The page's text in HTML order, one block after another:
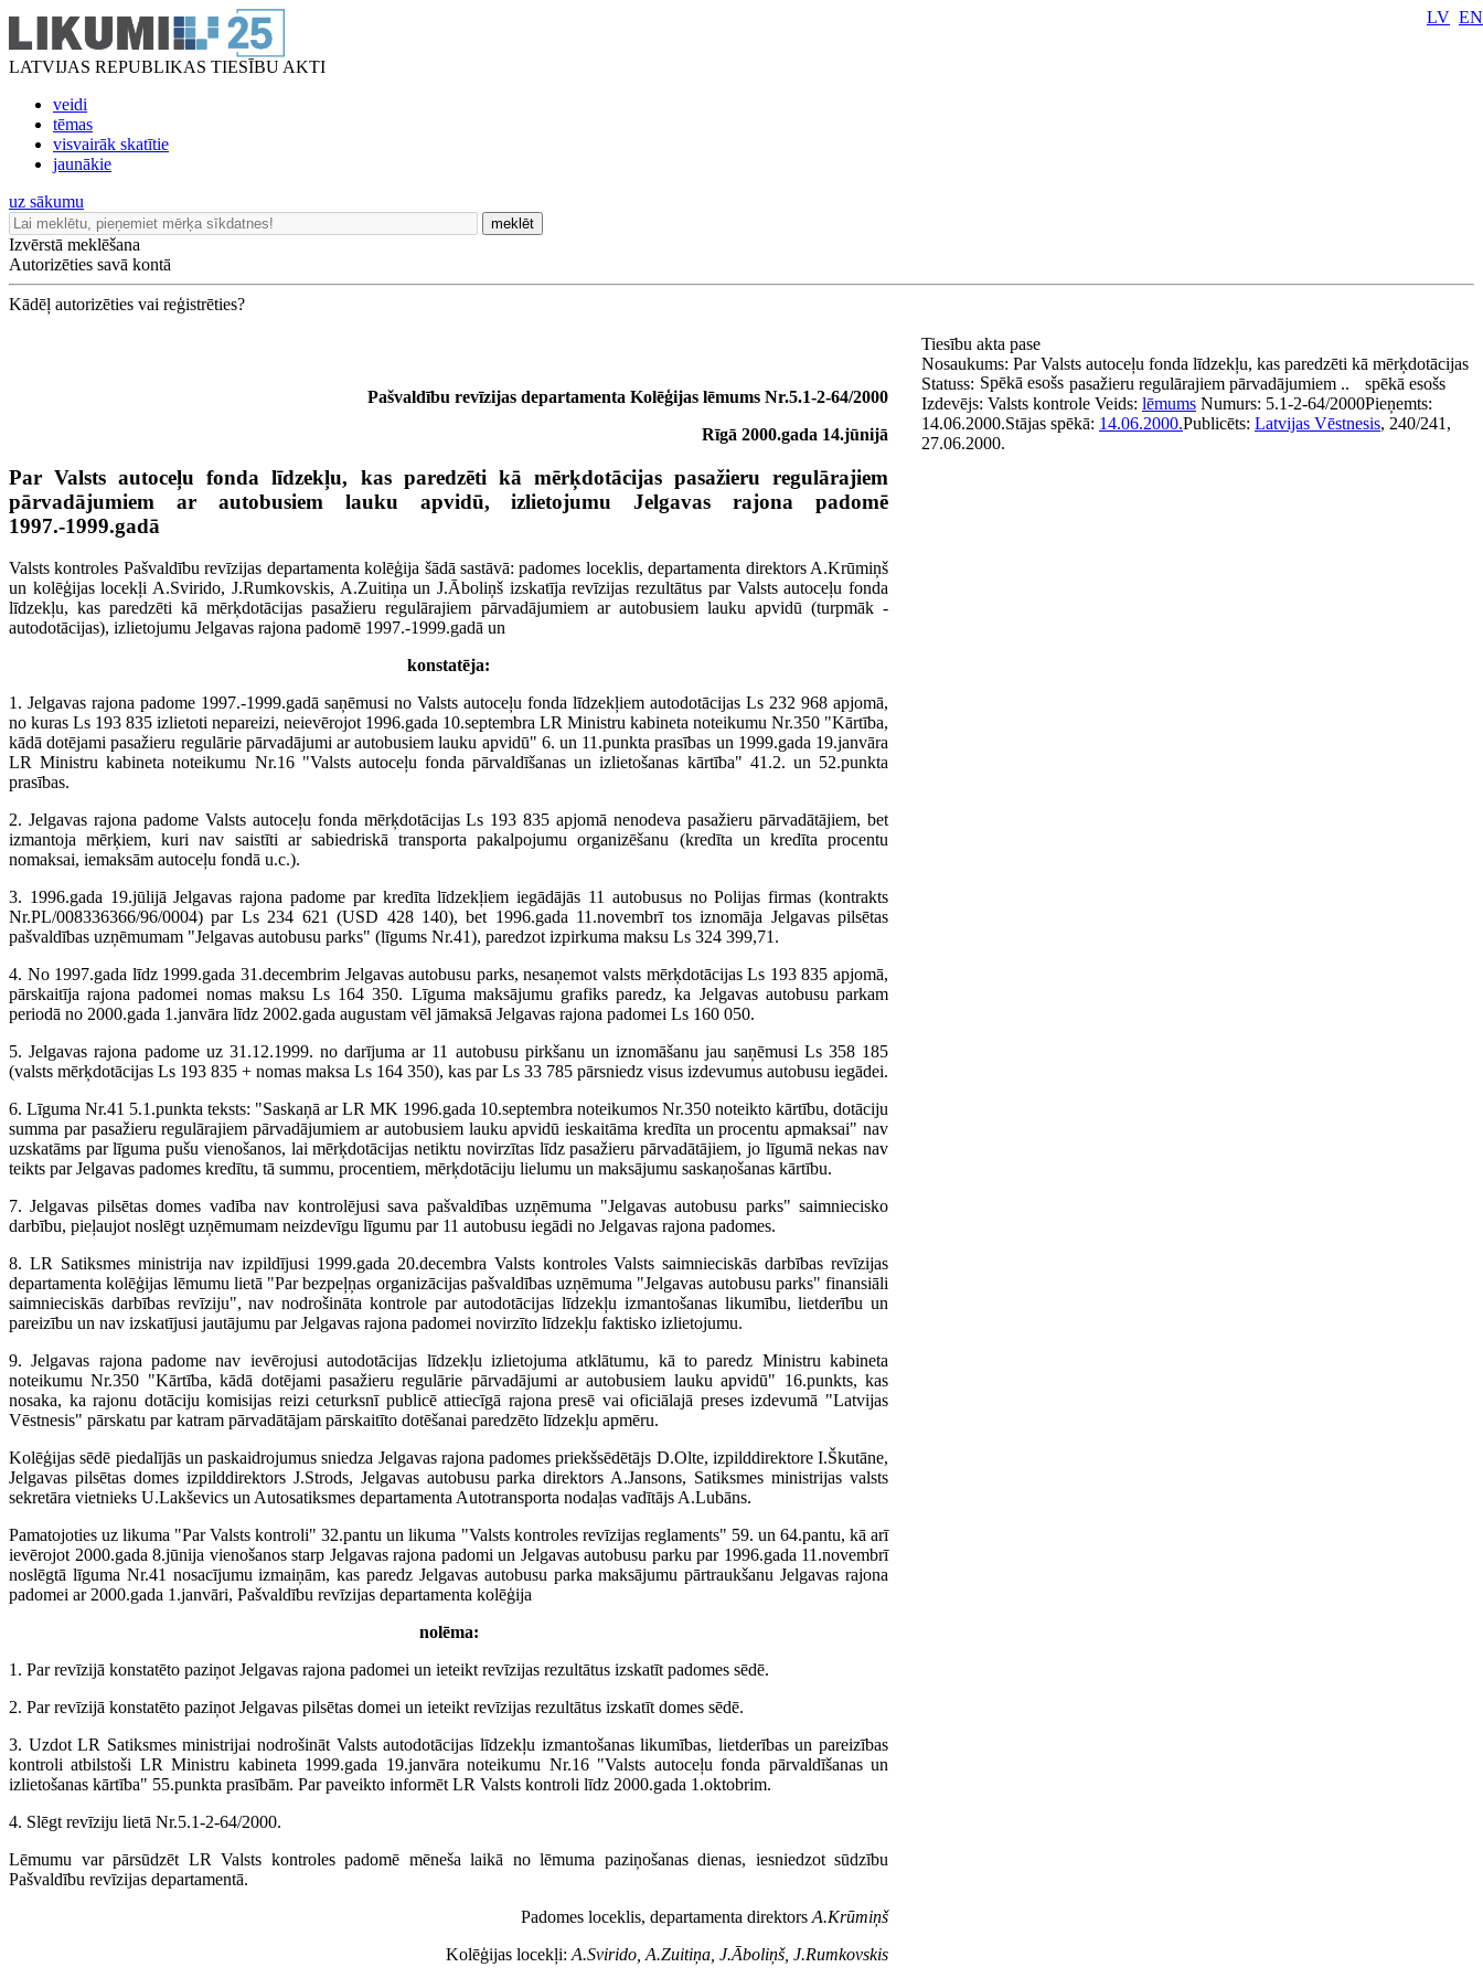
LATVIJAS REPUBLIKAS TIESĪBU AKTI
veidi
tēmas
visvairāk skatītie
jaunākie
LV EN
uz sākumu
meklēt
Izvērstā meklēšana
Autorizēties savā kontā
Kādēļ autorizēties vai reģistrēties?
Pašvaldību revīzijas departamenta Kolēģijas lēmums Nr.5.1-2-64/2000
Rīgā 2000.gada 14.jūnijā
Par Valsts autoceļu fonda līdzekļu, kas paredzēti kā mērķdotācijas pasažieru regulārajiem
pārvadājumiem ar autobusiem lauku apvidū, izlietojumu Jelgavas rajona padomē
1997.-1999.gadā
Valsts kontroles Pašvaldību revīzijas departamenta kolēģija šādā sastāvā: padomes loceklis, departamenta direktors A.Krūmiņš
un kolēģijas locekļi A.Svirido, J.Rumkovskis, A.Zuitiņa un J.Āboliņš izskatīja revīzijas rezultātus par Valsts autoceļu fonda
līdzekļu, kas paredzēti kā mērķdotācijas pasažieru regulārajiem pārvadājumiem ar autobusiem lauku apvidū (turpmāk -
autodotācijas), izlietojumu Jelgavas rajona padomē 1997.-1999.gadā un
konstatēja:
1. Jelgavas rajona padome 1997.-1999.gadā saņēmusi no Valsts autoceļu fonda līdzekļiem autodotācijas Ls 232 968 apjomā,
no kuras Ls 193 835 izlietoti nepareizi, neievērojot 1996.gada 10.septembra LR Ministru kabineta noteikumu Nr.350 "Kārtība,
kādā dotējami pasažieru regulārie pārvadājumi ar autobusiem lauku apvidū" 6. un 11.punkta prasības un 1999.gada 19.janvāra
LR Ministru kabineta noteikumu Nr.16 "Valsts autoceļu fonda pārvaldīšanas un izlietošanas kārtība" 41.2. un 52.punkta
prasības.
2. Jelgavas rajona padome Valsts autoceļu fonda mērķdotācijas Ls 193 835 apjomā nenodeva pasažieru pārvadātājiem, bet
izmantoja mērķiem, kuri nav saistīti ar sabiedriskā transporta pakalpojumu organizēšanu (kredīta un kredīta procentu
nomaksai, iemaksām autoceļu fondā u.c.).
3. 1996.gada 19.jūlijā Jelgavas rajona padome par kredīta līdzekļiem iegādājās 11 autobusus no Polijas firmas (kontrakts
Nr.PL/008336366/96/0004) par Ls 234 621 (USD 428 140), bet 1996.gada 11.novembrī tos iznomāja Jelgavas pilsētas
pašvaldības uzņēmumam "Jelgavas autobusu parks" (līgums Nr.41), paredzot izpirkuma maksu Ls 324 399,71.
4. No 1997.gada līdz 1999.gada 31.decembrim Jelgavas autobusu parks, nesaņemot valsts mērķdotācijas Ls 193 835 apjomā,
pārskaitīja rajona padomei nomas maksu Ls 164 350. Līguma maksājumu grafiks paredz, ka Jelgavas autobusu parkam
periodā no 2000.gada 1.janvāra līdz 2002.gada augustam vēl jāmaksā Jelgavas rajona padomei Ls 160 050.
5. Jelgavas rajona padome uz 31.12.1999. no darījuma ar 11 autobusu pirkšanu un iznomāšanu jau saņēmusi Ls 358 185
(valsts mērķdotācijas Ls 193 835 + nomas maksa Ls 164 350), kas par Ls 33 785 pārsniedz visus izdevumus autobusu iegādei.
6. Līguma Nr.41 5.1.punkta teksts: "Saskaņā ar LR MK 1996.gada 10.septembra noteikumos Nr.350 noteikto kārtību, dotāciju
summa par pasažieru regulārajiem pārvadājumiem ar autobusiem lauku apvidū ieskaitāma kredīta un procentu apmaksai" nav
uzskatāms par līguma pušu vienošanos, lai mērķdotācijas netiktu novirzītas līdz pasažieru pārvadātājiem, jo līgumā nekas nav
teikts par Jelgavas padomes kredītu, tā summu, procentiem, mērķdotāciju lielumu un maksājumu saskaņošanas kārtību.
7. Jelgavas pilsētas domes vadība nav kontrolējusi sava pašvaldības uzņēmuma "Jelgavas autobusu parks" saimniecisko
darbību, pieļaujot noslēgt uzņēmumam neizdevīgu līgumu par 11 autobusu iegādi no Jelgavas rajona padomes.
8. LR Satiksmes ministrija nav izpildījusi 1999.gada 20.decembra Valsts kontroles Valsts saimnieciskās darbības revīzijas
departamenta kolēģijas lēmumu lietā "Par bezpeļņas organizācijas pašvaldības uzņēmuma "Jelgavas autobusu parks" finansiāli
saimnieciskās darbības revīziju", nav nodrošināta kontrole par autodotācijas līdzekļu izmantošanas likumību, lietderību un
pareizību un nav izskatījusi jautājumu par Jelgavas rajona padomei novirzīto līdzekļu faktisko izlietojumu.
9. Jelgavas rajona padome nav ievērojusi autodotācijas līdzekļu izlietojuma atklātumu, kā to paredz Ministru kabineta
noteikumu Nr.350 "Kārtība, kādā dotējami pasažieru regulārie pārvadājumi ar autobusiem lauku apvidū" 16.punkts, kas
nosaka, ka rajonu dotāciju komisijas reizi ceturksnī publicē attiecīgā rajona presē vai oficiālajā preses izdevumā "Latvijas
Vēstnesis" pārskatu par katram pārvadātājam pārskaitīto dotēšanai paredzēto līdzekļu apmēru.
Kolēģijas sēdē piedalījās un paskaidrojumus sniedza Jelgavas rajona padomes priekšsēdētājs D.Olte, izpilddirektore I.Škutāne,
Jelgavas pilsētas domes izpilddirektors J.Strods, Jelgavas autobusu parka direktors A.Jansons, Satiksmes ministrijas valsts
sekretāra vietnieks U.Lakševics un Autosatiksmes departamenta Autotransporta nodaļas vadītājs A.Lubāns.
Pamatojoties uz likuma "Par Valsts kontroli" 32.pantu un likuma "Valsts kontroles revīzijas reglaments" 59. un 64.pantu, kā arī
ievērojot 2000.gada 8.jūnija vienošanos starp Jelgavas rajona padomi un Jelgavas autobusu parku par 1996.gada 11.novembrī
noslēgtā līguma Nr.41 nosacījumu izmaiņām, kas paredz Jelgavas autobusu parka maksājumu pārtraukšanu Jelgavas rajona
padomei ar 2000.gada 1.janvāri, Pašvaldību revīzijas departamenta kolēģija
nolēma:
1. Par revīzijā konstatēto paziņot Jelgavas rajona padomei un ieteikt revīzijas rezultātus izskatīt padomes sēdē.
2. Par revīzijā konstatēto paziņot Jelgavas pilsētas domei un ieteikt revīzijas rezultātus izskatīt domes sēdē.
3. Uzdot LR Satiksmes ministrijai nodrošināt Valsts autodotācijas līdzekļu izmantošanas likumības, lietderības un pareizības
kontroli atbilstoši LR Ministru kabineta 1999.gada 19.janvāra noteikumu Nr.16 "Valsts autoceļu fonda pārvaldīšanas un
izlietošanas kārtība" 55.punkta prasībām. Par paveikto informēt LR Valsts kontroli līdz 2000.gada 1.oktobrim.
4. Slēgt revīziju lietā Nr.5.1-2-64/2000.
Lēmumu var pārsūdzēt LR Valsts kontroles padomē mēneša laikā no lēmuma paziņošanas dienas, iesniedzot sūdzību
Pašvaldību revīzijas departamentā.
Padomes loceklis, departamenta direktorsA.Krūmiņš
Kolēģijas locekļi:A.Svirido, A.Zuitiņa, J.Āboliņš, J.Rumkovskis
Tiesību akta pase
Nosaukums: Par Valsts autoceļu fonda līdzekļu, kas paredzēti kā mērķdotācijas
pasažieru regulārajiem pārvadājumiem ..
Statuss: Spēkā esošs
spēkā esošs
Izdevējs: Valsts kontrole Veids: lēmums Numurs: 5.1-2-64/2000Pieņemts:
14.06.2000.Stājas spēkā: 14.06.2000.Publicēts: Latvijas Vēstnesis, 240/241,
27.06.2000.